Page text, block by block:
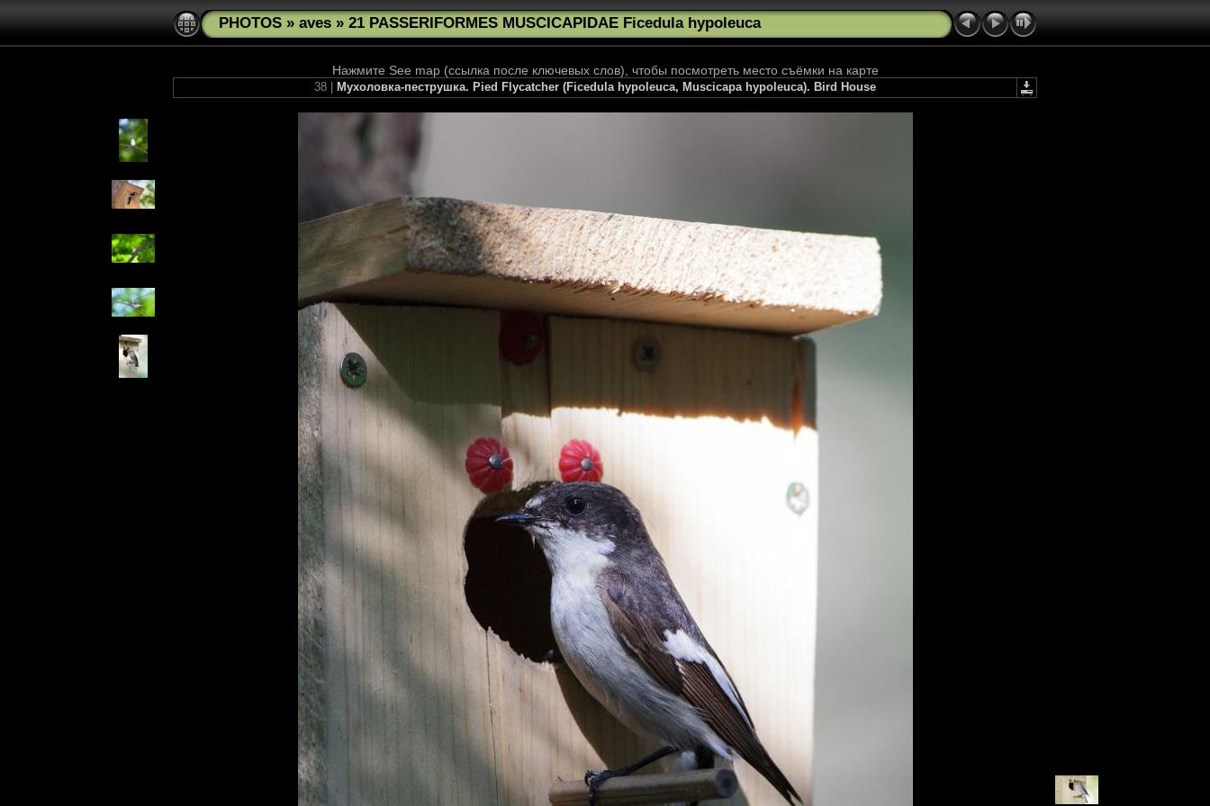
PHOTOS » aves » 21 PASSERIFORMES MUSCICAPIDAE Ficedula hypoleuca
Нажмите See map (ссылка после ключевых слов), чтобы посмотреть место съёмки на карте
38 | Мухоловка-пеструшка. Pied Flycatcher (Ficedula hypoleuca, Muscicapa hypoleuca). Bird House